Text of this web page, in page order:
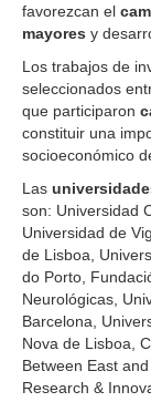
favorezcan el
mayores y
Los trabajos de
seleccionados
que participaron
constituir una
socioeconómico
Las
son: Universidad
Universidad de
de Lisboa,
do Porto,
Neurológicas,
Barcelona,
Nova de Lisboa,
Between East
Research &